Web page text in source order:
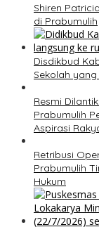
Shiren
di Prabumulih
Disdikbud
Sekolah
Resmi
Prabumulih
Aspirasi
Retribusi
Prabumulih
Hukum